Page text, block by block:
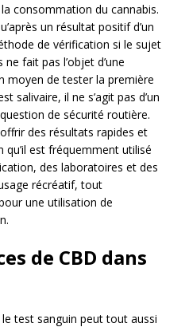
consommation du cannabis.
un résultat positif d’un
de vérification si le sujet
fait pas l’objet d’une
moyen de tester la première
salivaire, il ne s’agit pas d’un
de sécurité routière.
des résultats rapides et
qu’il est fréquemment utilisé
des laboratoires et des
usage récréatif, tout
une utilisation de
de CBD dans
test sanguin peut tout aussi